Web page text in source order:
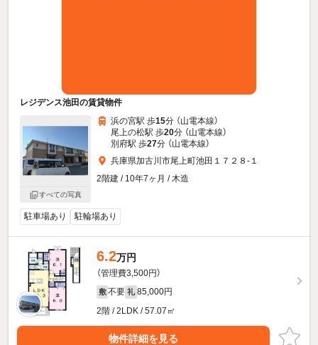
レジデンス池田の賃貸物件
すべての写真
浜の宮駅 歩15分 （山電本線）
尾上の松駅 歩20分 （山電本線）
別府駅 歩27分 （山電本線）
兵庫県加古川市尾上町池田１７２８-１
2階建 / 10年7ヶ月 / 木造
駐車場あり 駐輪場あり
6.2万円
（管理費3,500円）
敷 不要 礼 85,000円
2階 / 2LDK / 57.07㎡
物件詳細を見る